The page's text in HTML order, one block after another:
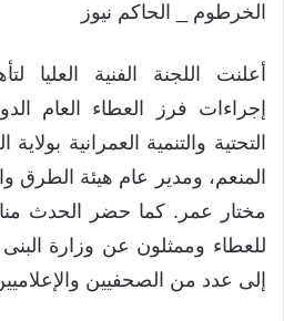
الخرطوم _ الحاكم نيوز
أعلنت اللجنة الفنية العليا
إجراءات فرز العطاء العام
التحتية والتنمية العمرانية
المنعم، ومدير عام هيئة الطرق
مختار عمر. كما حضر الحدث
للعطاء وممثلون عن وزارة البنى
إلى عدد من الصحفيين